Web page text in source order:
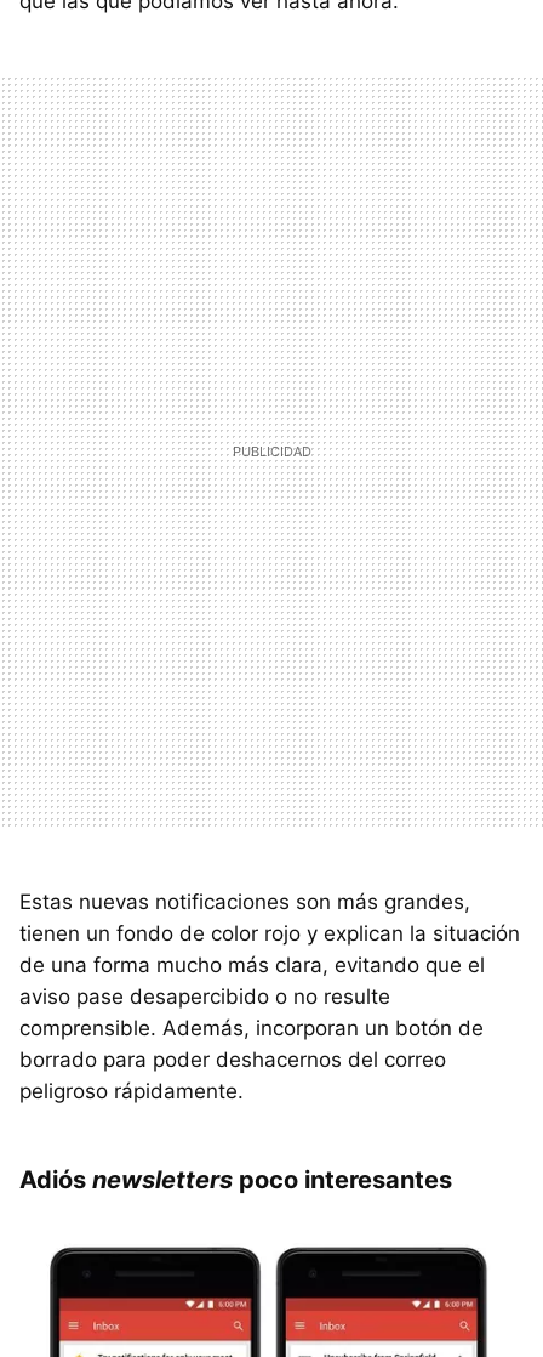
Estas nuevas notificaciones son más grandes,
tienen un fondo de color rojo y explican la situación
de una forma mucho más clara, evitando que el
aviso pase desapercibido o no resulte
comprensible. Además, incorporan un botón de
borrado para poder deshacernos del correo
peligroso rápidamente.
Adiós newsletters poco interesantes